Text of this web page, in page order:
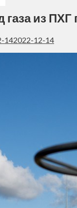
газа из
142022-12-14